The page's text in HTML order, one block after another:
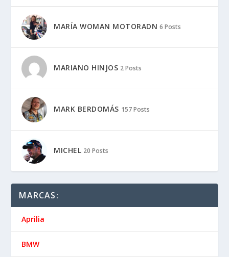
MARÍA WOMAN MOTORADN 6 Posts
MARIANO HINJOS 2 Posts
MARK BERDOMÁS 157 Posts
MICHEL 20 Posts
MARCAS:
Aprilia
BMW